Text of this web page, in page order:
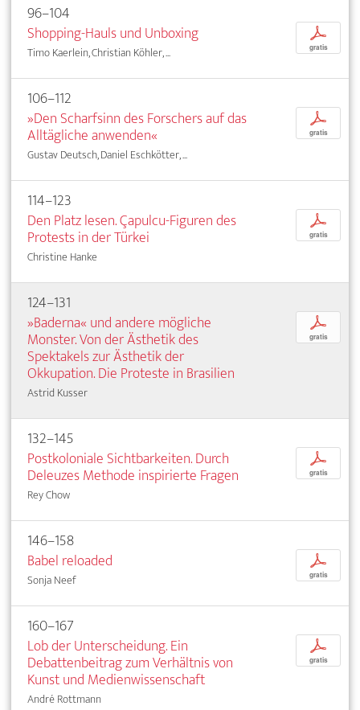
96–104
Shopping-Hauls und Unboxing
Timo Kaerlein, Christian Köhler, ...
p
gratis
106–112
»Den Scharfsinn des Forschers auf das
Alltägliche anwenden«
Gustav Deutsch, Daniel Eschkötter, ...
p
gratis
114–123
Den Platz lesen. Çapulcu-Figuren des
Protests in der Türkei
Christine Hanke
p
gratis
124–131
»Baderna« und andere mögliche
Monster. Von der Ästhetik des
Spektakels zur Ästhetik der
Okkupation. Die Proteste in Brasilien
Astrid Kusser
p
gratis
132–145
Postkoloniale Sichtbarkeiten. Durch
Deleuzes Methode inspirierte Fragen
Rey Chow
p
gratis
146–158
Babel reloaded
Sonja Neef
p
gratis
160–167
Lob der Unterscheidung. Ein
Debattenbeitrag zum Verhältnis von
Kunst und Medienwissenschaft
André Rottmann
p
gratis